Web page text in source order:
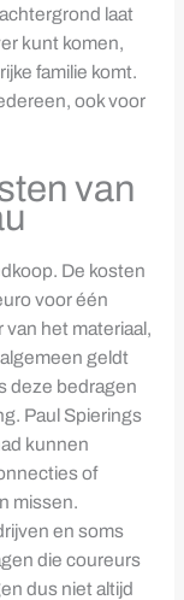
laat
kunt komen,
familie komt.
ook voor
van
De kosten
voor één
het materiaal,
geldt
deze bedragen
Paul Spierings
kunnen
of
missen.
en soms
die coureurs
dus niet altijd